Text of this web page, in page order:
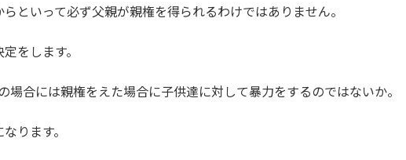
らといって必ず父親が親権を得られるわけではありません。
をします。
場合には親権をえた場合に子供達に対して暴力をするのではないか。
ります。